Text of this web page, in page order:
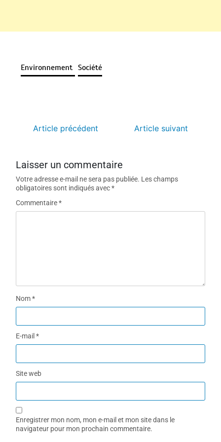
Environnement Société
Article précédent Article suivant
Laisser un commentaire
Votre adresse e-mail ne sera pas publiée. Les champs
obligatoires sont indiqués avec*
Commentaire*
Nom*
E-mail*
Site web
Enregistrer mon nom, mon e-mail et mon site dans le
navigateur pour mon prochain commentaire.